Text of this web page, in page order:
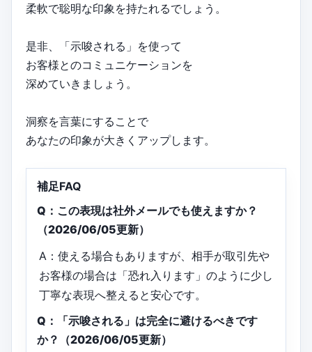
柔軟で聡明な印象を持たれるでしょう。
是非、「示唆される」を使って
お客様とのコミュニケーションを
深めていきましょう。
洞察を言葉にすることで
あなたの印象が大きくアップします。
補足FAQ
Q：この表現は社外メールでも使えますか？
（2026/06/05更新）
A：使える場合もありますが、相手が取引先や
お客様の場合は「恐れ入ります」のように少し
丁寧な表現へ整えると安心です。
Q：「示唆される」は完全に避けるべきです
か？（2026/06/05更新）